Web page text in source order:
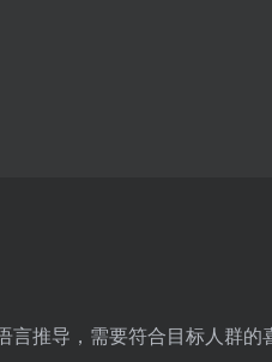
言推导，需要符合目标人群的